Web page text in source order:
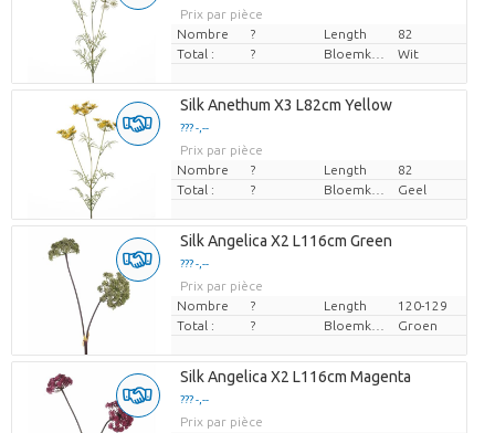
Prix par pièce
Nombre
? Length
82
Total :
? Wit
Silk Anethum X3 L82cm Yellow
??? -,--
Prix par pièce
Nombre
? Length
82
Total :
? Geel
Silk Angelica X2 L116cm Green
??? -,--
Prix par pièce
Nombre
? Length
120-129
Total :
? Groen
Silk Angelica X2 L116cm Magenta
??? -,--
Prix par pièce